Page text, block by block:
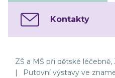
Kontakty
ZŠ a MŠ při dětské léčebně,
|
Putovní výstavy ve